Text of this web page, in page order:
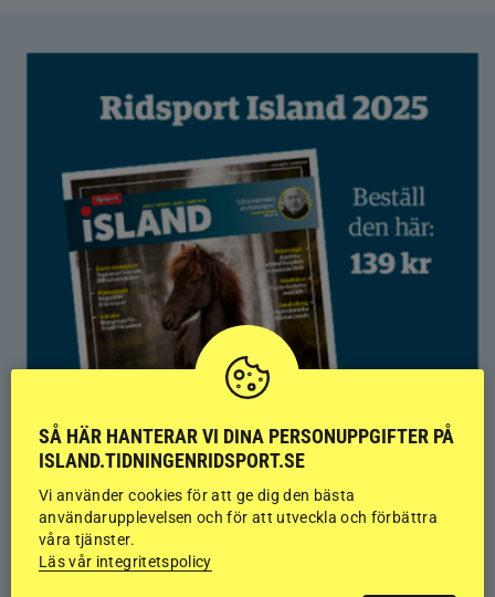
SÅ HÄR HANTERAR VI DINA PERSONUPPGIFTER PÅ
ISLAND.TIDNINGENRIDSPORT.SE
Vi använder cookies för att ge dig den bästa
användarupplevelsen och för att utveckla och förbättra
våra tjänster.
Läs vår integritetspolicy